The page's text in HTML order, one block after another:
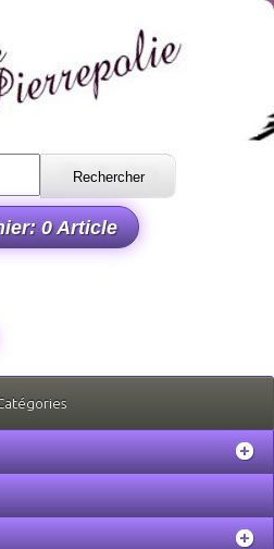
Rechercher
0 Article